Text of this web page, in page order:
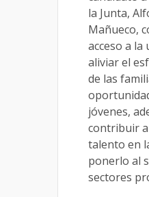
la Junta,
Mañueco,
acceso a la
aliviar el
de las
jóvenes,
contribuir
talento en
ponerlo al
sectores